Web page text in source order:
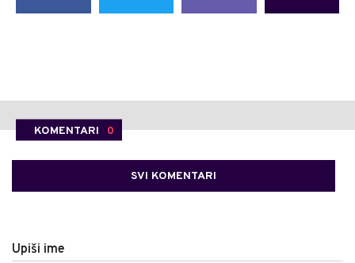
KOMENTARI 0
SVI KOMENTARI
Upiši ime